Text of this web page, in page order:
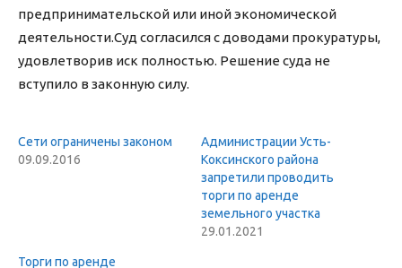
предпринимательской или иной экономической
деятельности.Суд согласился с доводами прокуратуры,
удовлетворив иск полностью. Решение суда не
вступило в законную силу.
Сети ограничены законом
09.09.2016
Администрации Усть-
Коксинского района
запретили проводить
торги по аренде
земельного участка
29.01.2021
Торги по аренде